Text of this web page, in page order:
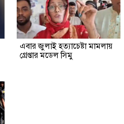
এবার জুলাই হত্যাচেষ্টা মামলায়
গ্রেপ্তার মডেল সিমু